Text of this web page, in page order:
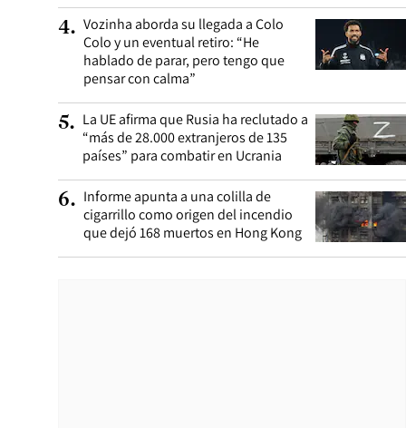
4. Vozinha aborda su llegada a Colo
Colo y un eventual retiro: “He
hablado de parar, pero tengo que
pensar con calma”
5. La UE afirma que Rusia ha reclutado a
“más de 28.000 extranjeros de 135
países” para combatir en Ucrania
6. Informe apunta a una colilla de
cigarrillo como origen del incendio
que dejó 168 muertos en Hong Kong